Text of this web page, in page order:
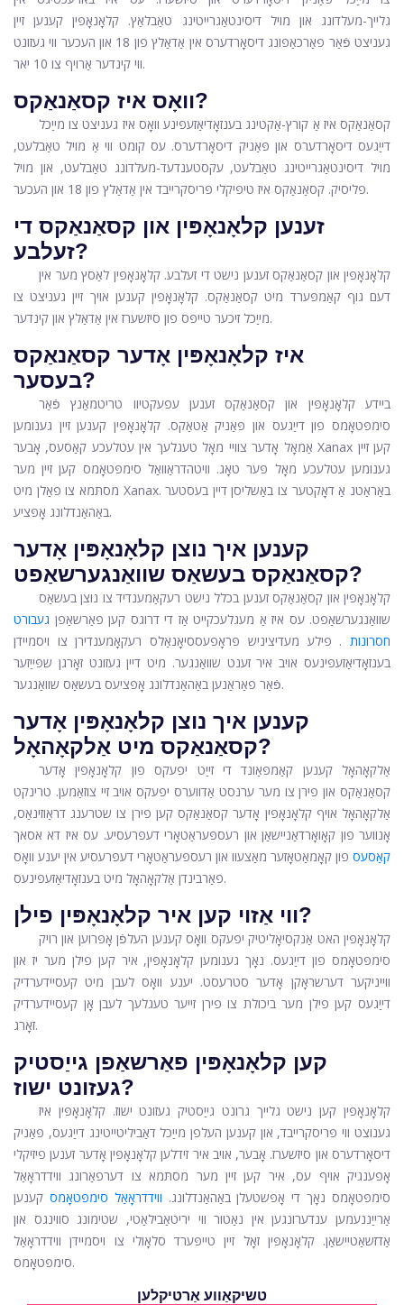
גלייך-מעלדונג און מויל דיסינטאַגרייטינג טאַבלאַץ. קלאָנאָפּין קענען זיין
געניצט פֿאַר פאַרכאַפּונג דיסאָרדערס אין אַדאַלץ פון 18 און העכער ווי געזונט
ווי קינדער אַרויף צו 10 יאר.
וואָס איז קסאַנאַקס?
קסאַנאַקס איז אַ קורץ-אַקטינג בענזאָדיאַזעפּינע וואָס איז געניצט צו מייַכל
דייַגעס דיסאָרדערס און פּאַניק דיסאָרדערס. עס קומט ווי אַ מויל טאַבלעט,
מויל דיסינטאַגרייטינג טאַבלעט, עקסטענדעד-מעלדונג טאַבלעט, און מויל
פליסיק. קסאַנאַקס איז טיפּיקלי פּריסקרייבד אין אַדאַלץ פון 18 און העכער.
זענען קלאָנאָפּין און קסאַנאַקס די
זעלבע?
קלאָנאָפּין און קסאַנאַקס זענען נישט די זעלבע. קלאָנאָפּין לאַסץ מער אין
דעם גוף קאַמפּערד מיט קסאַנאַקס. קלאָנאָפּין קענען אויך זיין געניצט צו
מייַכל זיכער טייפּס פון סיזשערז אין אַדאַלץ און קינדער.
איז קלאָנאָפּין אָדער קסאַנאַקס
בעסער?
ביידע קלאָנאָפּין און קסאַנאַקס זענען עפעקטיוו טריטמאַנץ פֿאַר
סימפּטאָמס פון דייַגעס און פּאַניק אַטאַקס. קלאָנאָפּין קענען זיין גענומען
אַמאָל אָדער צוויי מאָל טעגלעך אין עטלעכע קאַסעס, אָבער Xanax קען זיין
גענומען עטלעכע מאָל פּער טאָג. וויטהדראַוואַל סימפּטאָמס קען זיין מער
מסתּמא צו פאַלן מיט Xanax. באַראַטנ אַ דאָקטער צו באַשליסן דיין בעסטער
באַהאַנדלונג אָפּציע.
קענען איך נוצן קלאָנאָפּין אָדער
קסאַנאַקס בעשאַס שוואַנגערשאַפט?
קלאָנאָפּין און קסאַנאַקס זענען בכלל נישט רעקאַמענדיד צו נוצן בעשאַס
שוואַנגערשאַפט. עס איז אַ מעגלעכקייט אַז די דרוגס קען פאַרשאַפן געבורט
חסרונות . פילע מעדיציניש פּראָפעססיאָנאַלס רעקאָמענדירן צו ויסמיידן
בענזאָדיאַזעפּינעס אויב איר זענט שוואַנגער. מיט דיין געזונט זאָרגן שפּייַזער
פֿאַר פאַראַנען באַהאַנדלונג אָפּציעס בעשאַס שוואַנגער.
קענען איך נוצן קלאָנאָפּין אָדער
קסאַנאַקס מיט אַלקאָהאָל?
אַלקאָהאָל קענען קאַמפּאַונד די זייַט יפעקס פון קלאָנאָפּין אָדער
קסאַנאַקס און פירן צו מער ערנסט אַדווערס יפעקס אויב זיי צוזאַמען. טרינקט
אַלקאָהאָל אויף קלאָנאָפּין אָדער קסאַנאַקס קען פירן צו שטרענג דראַוזינאַס,
אָנווער פון קאָואָרדאַניישאַן און רעספּעראַטאָרי דעפּרעסיע. עס איז דא אסאך
קאַסעס פון קאָמאַטאָזער מאַצעוו און רעספּעראַטאָרי דעפּרעסיע אין יענע וואָס
פאַרבינדן אַלקאָהאָל מיט בענזאָדיאַזעפּינעס.
ווי אַזוי קען איר קלאָנאָפּין פילן?
קלאָנאָפּין האט אַנקסיאָליטיק יפעקס וואָס קענען העלפֿן אָפּרוען און רויק
סימפּטאָמס פון דייַגעס. נאָך גענומען קלאָנאָפּין, איר קען פילן מער יז און
ווייניקער דערשראָקן אָדער סטרעסט. יענע וואָס לעבן מיט קעסיידערדיק
דייַגעס קען פילן מער ביכולת צו פירן זייער טעגלעך לעבן אָן קעסיידערדיק
זאָרג.
קען קלאָנאָפּין פאַרשאַפן גייַסטיק
געזונט ישוז?
קלאָנאָפּין קען נישט גלייך גרונט גייַסטיק געזונט ישוז. קלאָנאָפּין איז
גענוצט ווי פּריסקרייבד, און קענען העלפן מייַכל דאַביליטייטינג דייַגעס, פּאַניק
דיסאָרדערס און סיזשערז. אָבער, אויב איר זידלען קלאָנאָפּין אָדער זענען פיזיקלי
אָפענגיק אויף עס, איר קען זיין מער מסתּמא צו דערפאַרונג ווידדראָאַל
סימפּטאָמס נאָך די אָפּשטעלן באַהאַנדלונג. ווידדראָאַל סימפּטאָמס קענען
אַרייַננעמען ענדערונגען אין נאַטור ווי יריטאַבילאַטי, שטימונג סווינגס און
אַדזשאַטיישאַן. קלאָנאָפּין זאָל זיין טייפּערד סלאָולי צו ויסמיידן ווידדראָאַל
סימפּטאָמס.
טשיקאַווע אַרטיקלען